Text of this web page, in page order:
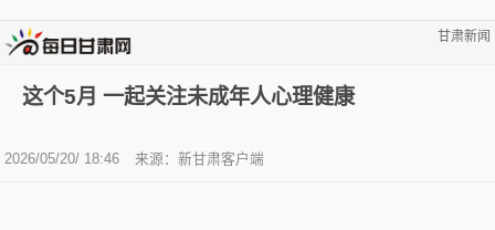
甘肃新闻
这个5月 一起关注未成年人心理健康
2026/05/20/ 18:46 来源：新甘肃客户端